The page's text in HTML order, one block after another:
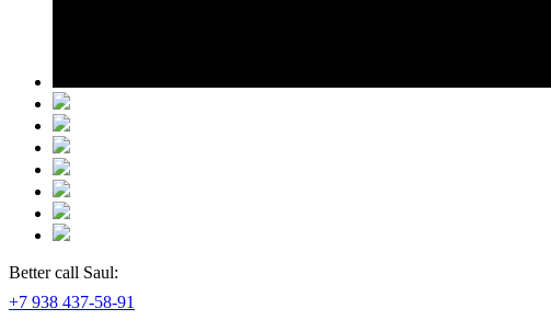
Better call Saul:
+7 938 437-58-91